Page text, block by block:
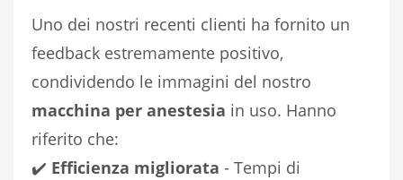
Uno dei nostri recenti clienti ha fornito un
feedback estremamente positivo,
condividendo le immagini del nostro
macchina per anestesia in uso. Hanno
riferito che:
✔️ Efficienza migliorata - Tempi di